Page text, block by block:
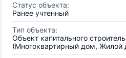
Статус объекта:
Ранее учтенный
Тип объекта:
Объект капитального
(Многоквартирный дом, Жилой